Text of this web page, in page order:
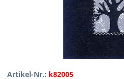
Artikel-Nr.: k82005